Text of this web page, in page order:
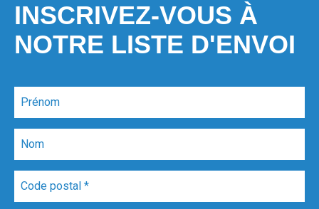
INSCRIVEZ-VOUS À
NOTRE LISTE D'ENVOI